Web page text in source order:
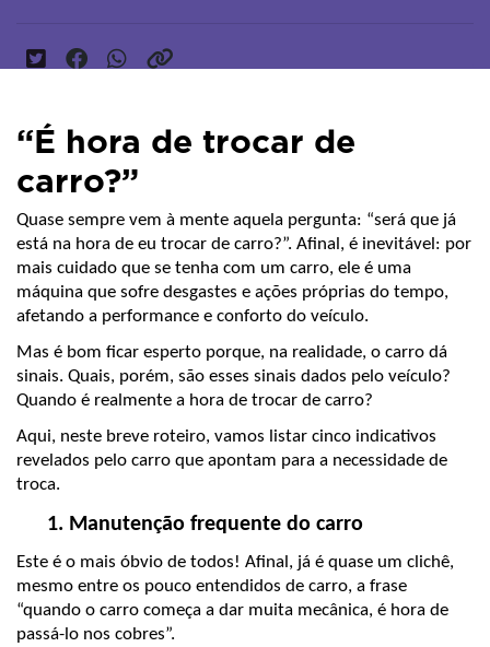
“É hora de trocar de
carro?”
Quase sempre vem à mente aquela pergunta: “será que já
está na hora de eu trocar de carro?”. Afinal, é inevitável: por
mais cuidado que se tenha com um carro, ele é uma
máquina que sofre desgastes e ações próprias do tempo,
afetando a performance e conforto do veículo.
Mas é bom ficar esperto porque, na realidade, o carro dá
sinais. Quais, porém, são esses sinais dados pelo veículo?
Quando é realmente a hora de trocar de carro?
Aqui, neste breve roteiro, vamos listar cinco indicativos
revelados pelo carro que apontam para a necessidade de
troca.
Manutenção frequente do carro
Este é o mais óbvio de todos! Afinal, já é quase um clichê,
mesmo entre os pouco entendidos de carro, a frase
“quando o carro começa a dar muita mecânica, é hora de
passá-lo nos cobres”.